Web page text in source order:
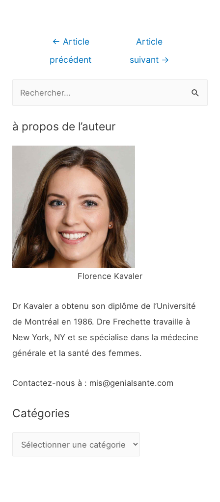
Navigation
← Article
précédent
Article
suivant →
h
:
à propos de l’auteur
Florence Kavaler
Dr Kavaler a obtenu son diplôme de l’Université
de Montréal en 1986. Dre Frechette travaille à
New York, NY et se spécialise dans la médecine
générale et la santé des femmes.
Contactez-nous à : mis@genialsante.com
Catégories